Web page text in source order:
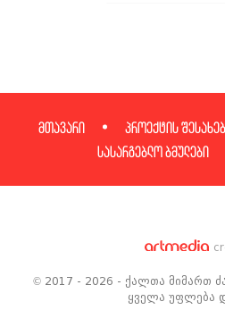
მთავარი პროექტის შესახებ
სასარგებლო ბმულები
© 2017 - 2026 - ქალთა მიმართ
ყველა უფლება